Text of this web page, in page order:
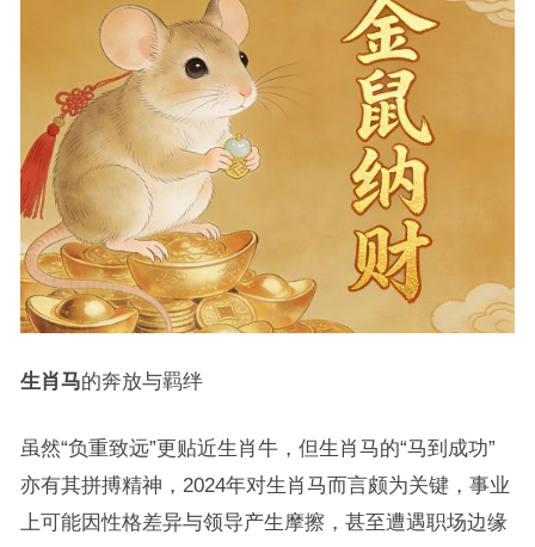
生肖马的奔放与羁绊
虽然“负重致远”更贴近生肖牛，但生肖马的“马到成功”
亦有其拼搏精神，2024年对生肖马而言颇为关键，事业
上可能因性格差异与领导产生摩擦，甚至遭遇职场边缘